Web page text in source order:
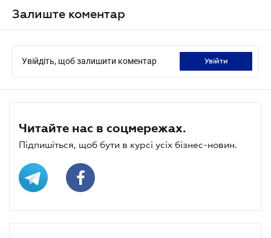
Залиште коментар
Увійдіть, щоб залишити коментар увійти
Читайте нас в соцмережах.
Підпишіться, щоб бути в курсі усіх бізнес-новин.